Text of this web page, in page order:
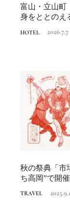
富山・立山町
身をととのえ
HOTEL 2026.7.7
秋の祭典「市
ち高岡”で開
TRAVEL 2025.9.1